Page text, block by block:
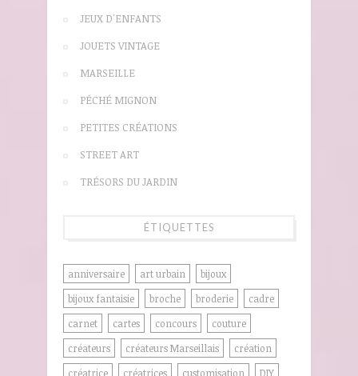
JEUX D'ENFANTS
JOUETS VINTAGE
MARSEILLE
PÉCHÉ MIGNON
PETITES CRÉATIONS
STREET ART
TRÉSORS DU JARDIN
ÉTIQUETTES
anniversaire art urbain
bijoux
bijoux fantaisie
broche broderie
cadre
carnet
cartes concours
couture
créateurs
créateurs Marseillais
création
créatrice
créatrices customisation DIY